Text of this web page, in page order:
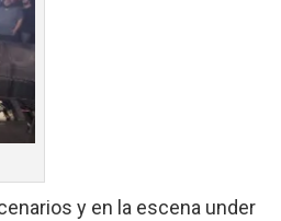
y en la escena under